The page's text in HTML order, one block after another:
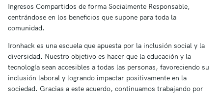
Ingresos Compartidos de forma Socialmente Responsable,
centrándose en los beneficios que supone para toda la
comunidad.
Ironhack es una escuela que apuesta por la inclusión social y la
diversidad. Nuestro objetivo es hacer que la educación y la
tecnología sean accesibles a todas las personas, favoreciendo su
inclusión laboral y logrando impactar positivamente en la
sociedad. Gracias a este acuerdo, continuamos trabajando por